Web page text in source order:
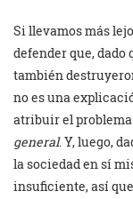
Si llevamos más
defender que,
también
no es una
atribuir el
general. Y, luego,
la sociedad en sí
insuficiente, así